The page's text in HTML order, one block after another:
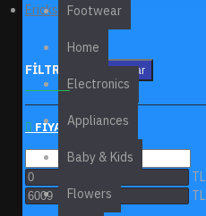
Footwear
Home
Electronics
Appliances
Baby & Kids
Flowers
Ericksson
FILTRELEME Clear
FIYAT ARALIĞI
TL
TL